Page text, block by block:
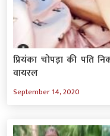
प्रियंका चोपड़ा की पति
वायरल
September 14, 2020